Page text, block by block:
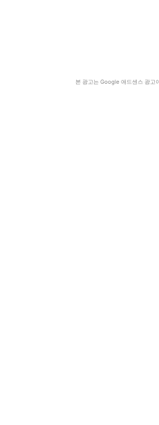
본 광고는 Google 애드센스 광고